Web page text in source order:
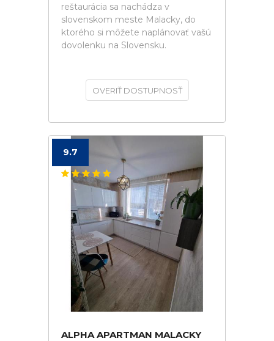
reštaurácia sa nachádza v
slovenskom meste Malacky, do
ktorého si môžete naplánovať vašú
dovolenku na Slovensku.
OVERIŤ DOSTUPNOSŤ
9.7
ALPHA APARTMAN MALACKY